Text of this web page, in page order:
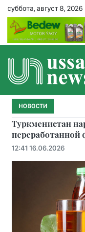
суббота, август 8, 2026
НОВОСТИ
Туркменистан
переработанной
12:41 16.06.2026